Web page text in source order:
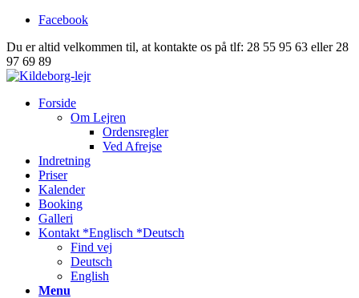
Facebook
Du er altid velkommen til, at kontakte os på tlf: 28 55 95 63 eller 28
97 69 89
Forside
Om Lejren
Ordensregler
Ved Afrejse
Indretning
Priser
Kalender
Booking
Galleri
Kontakt *Englisch *Deutsch
Find vej
Deutsch
English
Menu